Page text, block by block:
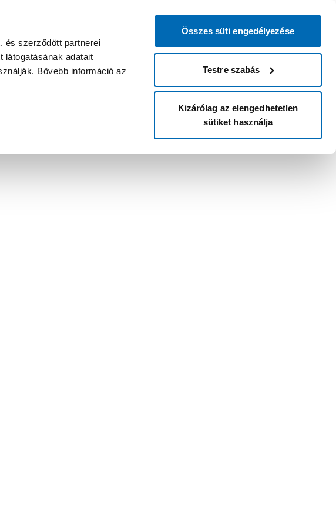
és szerződött partnerei
látogatásának adatait
Bővebb információ az
Összes süti engedélyezése
Testre szabás
Kizárólag az elengedhetetlen
sütiket használja